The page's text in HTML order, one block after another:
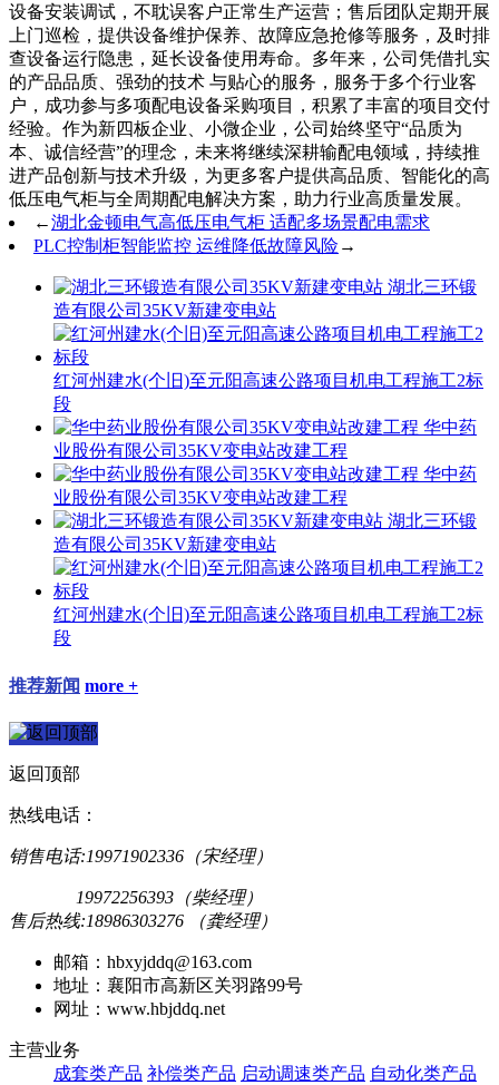
设备安装调试，不耽误客户正常生产运营；售后团队定期开展
上门巡检，提供设备维护保养、故障应急抢修等服务，及时排
查设备运行隐患，延长设备使用寿命。多年来，公司凭借扎实
的产品品质、强劲的技术 与贴心的服务，服务于多个行业客
户，成功参与多项配电设备采购项目，积累了丰富的项目交付
经验。作为新四板企业、小微企业，公司始终坚守“品质为
本、诚信经营”的理念，未来将继续深耕输配电领域，持续推
进产品创新与技术升级，为更多客户提供高品质、智能化的高
低压电气柜与全周期配电解决方案，助力行业高质量发展。
←湖北金顿电气高低压电气柜 适配多场景配电需求
PLC控制柜智能监控 运维降低故障风险→
湖北三环锻
造有限公司35KV新建变电站
红河州建水(个旧)至元阳高速公路项目机电工程施工2标
段
华中药
业股份有限公司35KV变电站改建工程
华中药
业股份有限公司35KV变电站改建工程
湖北三环锻
造有限公司35KV新建变电站
红河州建水(个旧)至元阳高速公路项目机电工程施工2标
段
推荐新闻 more +
返回顶部
热线电话：
销售电话:19971902336（宋经理）
19972256393（柴经理）
售后热线:18986303276 （龚经理）
邮箱：hbxyjddq@163.com
地址：襄阳市高新区关羽路99号
网址：www.hbjddq.net
主营业务
成套类产品 补偿类产品 启动调速类产品 自动化类产品